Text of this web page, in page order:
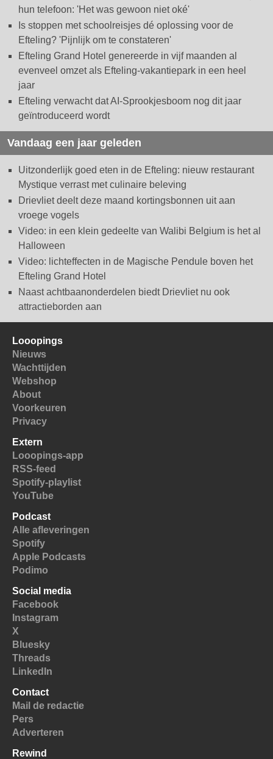
hun telefoon: 'Het was gewoon niet oké'
Is stoppen met schoolreisjes dé oplossing voor de
Efteling? 'Pijnlijk om te constateren'
Efteling Grand Hotel genereerde in vijf maanden al
evenveel omzet als Efteling-vakantiepark in een heel
jaar
Efteling verwacht dat AI-Sprookjesboom nog dit jaar
geïntroduceerd wordt
Vandaag een jaar geleden
Uitzonderlijk goed eten in de Efteling: nieuw restaurant
Mystique verrast met culinaire beleving
Drievliet deelt deze maand kortingsbonnen uit aan
vroege vogels
Video: in een klein gedeelte van Walibi Belgium is het al
Halloween
Video: lichteffecten in de Magische Pendule boven het
Efteling Grand Hotel
Naast achtbaanonderdelen biedt Drievliet nu ook
attractieborden aan
Looopings
Nieuws
Wachttijden
Webshop
About
Voorkeuren
Privacy
Extern
Looopings-app
RSS-feed
Spotify-playlist
YouTube
Podcast
Alle afleveringen
Spotify
Apple Podcasts
Podimo
Social media
Facebook
Instagram
X
Bluesky
Threads
LinkedIn
Contact
Mail de redactie
Pers
Adverteren
Rewind